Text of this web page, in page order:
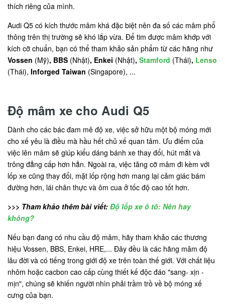
thích riêng của mình.
Audi Q5 có kích thước mâm khá đặc biệt nên đa số các mâm phổ
thông trên thị trường sẽ khó lắp vừa. Để tim được mâm khớp với
kích cỡ chuẩn, bạn có thể tham khảo sản phẩm từ các hãng như
Vossen (Mỹ), BBS (Nhật), Enkei (Nhật), Stamford (Thái), Lenso
(Thái), Inforged Taiwan (Singapore), ...
Độ mâm xe cho Audi Q5
Dành cho các bác đam mê độ xe, việc sở hữu một bộ móng mới
cho xế yêu là điều mà hầu hết chủ xế quan tâm. Ưu điểm của
việc lên mâm sẽ giúp kiểu dáng bánh xe thay đổi, hút mắt và
trông đẳng cấp hơn hẳn. Ngoài ra, việc tăng cỡ mâm đi kèm với
lốp xe cũng thay đổi, mặt lốp rộng hơn mang lại cảm giác bám
đường hơn, lái chân thực và ôm cua ở tốc độ cao tốt hơn.
>>> Tham khảo thêm bài viết: Độ lốp xe ô tô: Nên hay
không?
Nếu bạn đang có nhu cầu độ mâm, hãy tham khảo các thương
hiệu Vossen, BBS, Enkei, HRE,... Đây đều là các hãng mâm độ
lâu đời và có tiếng trong giới độ xe trên toàn thế giới. Với chất liệu
nhôm hoặc cacbon cao cấp cùng thiết kế độc đáo "sang- xịn -
mịn", chúng sẽ khiến người nhìn phải trầm trồ về bộ móng xế
cưng của bạn.